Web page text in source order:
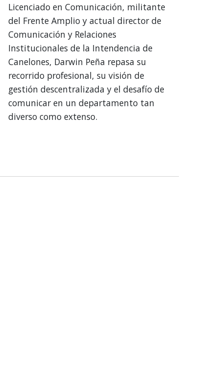
Licenciado en Comunicación, militante
del Frente Amplio y actual director de
Comunicación y Relaciones
Institucionales de la Intendencia de
Canelones, Darwin Peña repasa su
recorrido profesional, su visión de
gestión descentralizada y el desafío de
comunicar en un departamento tan
diverso como extenso.